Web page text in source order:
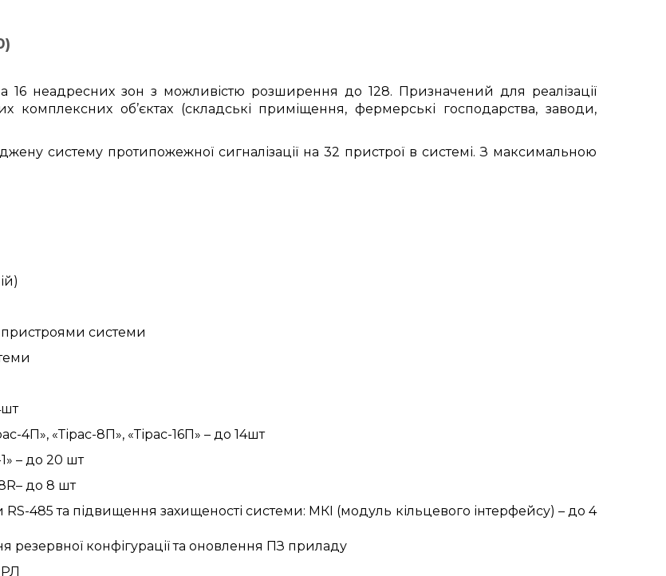
неадресних зон з можливістю розширення до 128. Призначений для реалізації
об’єктах (складські приміщення, фермерські господарства, заводи,
систему протипожежної сигналізації на 32 пристрої в системі. З максимальною
пристроями системи
4П», «Тірас-8П», «Тірас-16П» – до 14шт
– до 20 шт
до 8 шт
RS-485 та підвищення захищеності системи: МКІ (модуль кільцевого інтерфейсу) – до 4
резервної конфігурації та оновлення ПЗ приладу